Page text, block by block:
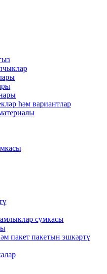
һәм вариантлар
сумкасы
пакет пакетын эшкәртү